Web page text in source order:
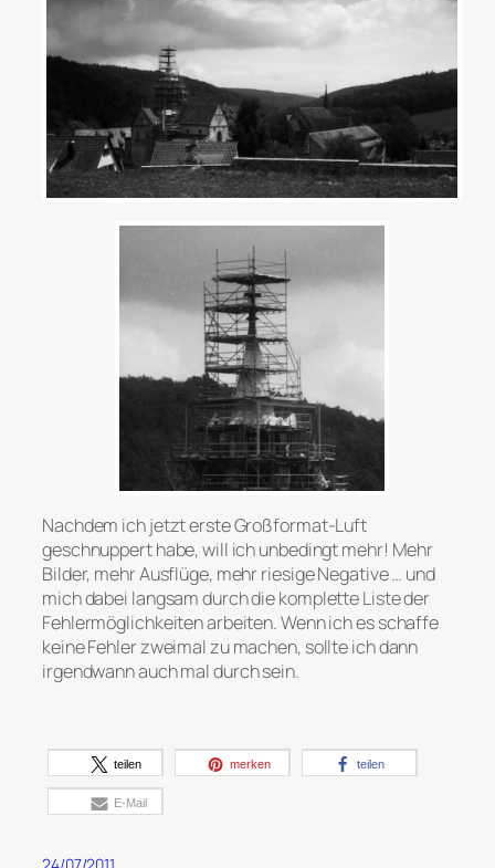
Nachdem ich jetzt erste Großformat-Luft
geschnuppert habe, will ich unbedingt mehr! Mehr
Bilder, mehr Ausflüge, mehr riesige Negative … und
mich dabei langsam durch die komplette Liste der
Fehlermöglichkeiten arbeiten. Wenn ich es schaffe
keine Fehler zweimal zu machen, sollte ich dann
irgendwann auch mal durch sein.
teilen merken teilen
E-Mail